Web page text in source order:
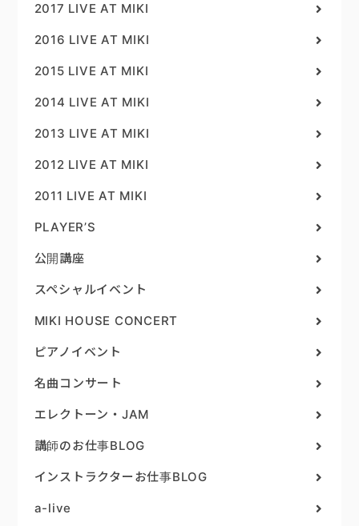
2017 LIVE AT MIKI
2016 LIVE AT MIKI
2015 LIVE AT MIKI
2014 LIVE AT MIKI
2013 LIVE AT MIKI
2012 LIVE AT MIKI
2011 LIVE AT MIKI
PLAYER’S
公開講座
スペシャルイベント
MIKI HOUSE CONCERT
ピアノイベント
名曲コンサート
エレクトーン・JAM
講師のお仕事BLOG
インストラクターお仕事BLOG
a-live